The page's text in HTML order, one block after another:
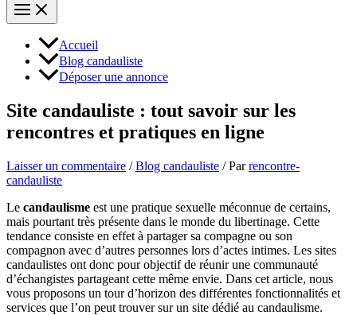
Accueil
Blog candauliste
Déposer une annonce
Site candauliste : tout savoir sur les
rencontres et pratiques en ligne
Laisser un commentaire /Blog candauliste / Parrencontre-
candauliste
Le candaulisme est une pratique sexuelle méconnue de certains,
mais pourtant très présente dans le monde du libertinage. Cette
tendance consiste en effet à partager sa compagne ou son
compagnon avec d’autres personnes lors d’actes intimes. Les sites
candaulistes ont donc pour objectif de réunir une communauté
d’échangistes partageant cette même envie. Dans cet article, nous
vous proposons un tour d’horizon des différentes fonctionnalités et
services que l’on peut trouver sur un site dédié au candaulisme.